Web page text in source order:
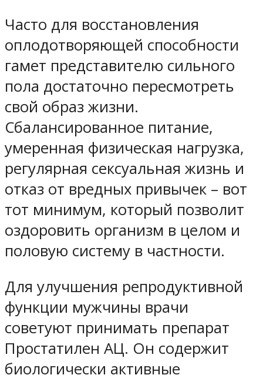
Часто для восстановления
оплодотворяющей способности
гамет представителю сильного
пола достаточно пересмотреть
свой образ жизни.
Сбалансированное питание,
умеренная физическая нагрузка,
регулярная сексуальная жизнь и
отказ от вредных привычек – вот
тот минимум, который позволит
оздоровить организм в целом и
половую систему в частности.
Для улучшения репродуктивной
функции мужчины врачи
советуют принимать препарат
Простатилен АЦ. Он содержит
биологически активные